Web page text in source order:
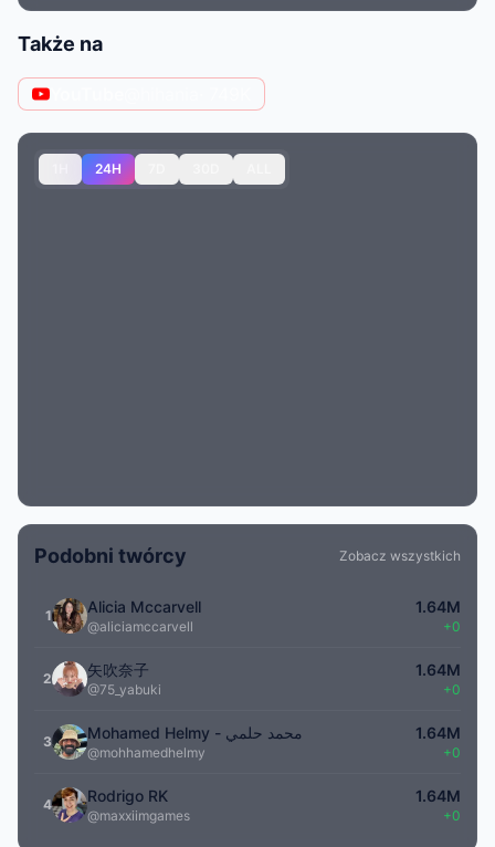
Także na
24H
Podobni twórcy Zobacz wszystkich
1 Alicia Mccarvell
@aliciamccarvell
1.64M
+0
2 矢吹奈子
@75_yabuki
1.64M
+0
3 Mohamed Helmy - محمد حلمي
@mohhamedhelmy
1.64M
+0
4 Rodrigo RK
@maxxiimgames
1.64M
+0